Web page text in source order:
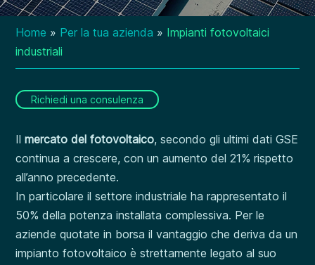
Home » Per la tua azienda » Impianti fotovoltaici
industriali
Richiedi una consulenza
Ilmercato del fotovoltaico, secondo gli ultimi dati GSE
continua a crescere, con un aumento del 21% rispetto
all’anno precedente.
In particolare il settore industriale ha rappresentato il
50% della potenza installata complessiva. Per le
aziende quotate in borsa il vantaggio che deriva da un
impianto fotovoltaico è strettamente legato al suo